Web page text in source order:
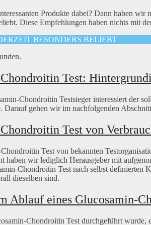
Produkte dabei? Dann haben
Diese Empfehlungen haben nichts mit
BESONDERS BELIEBT
Test:
Chondroitin Testsieger interessiert der
Darauf gehen wir im nachfolgenden
Test von
Test von bekannten
haben wir lediglich Herausgeber mit
Chondroitin Test nach selbst definierten
dieselben sind.
Ablauf eines Glucosamin-
Chondroitin Test durchgeführt